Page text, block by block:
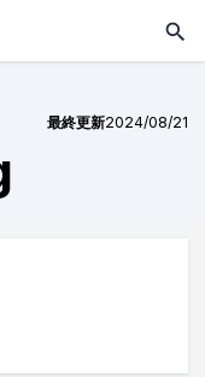
最終更新2024/08/21